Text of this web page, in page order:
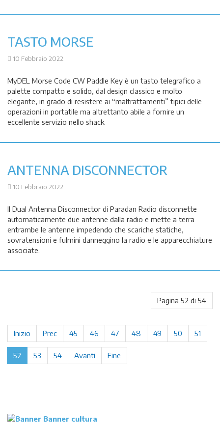
TASTO MORSE
10 Febbraio 2022
MyDEL Morse Code CW Paddle Key è un tasto telegrafico a
palette compatto e solido, dal design classico e molto
elegante, in grado di resistere ai “maltrattamenti” tipici delle
operazioni in portatile ma altrettanto abile a fornire un
eccellente servizio nello shack.
ANTENNA DISCONNECTOR
10 Febbraio 2022
Il Dual Antenna Disconnector di Paradan Radio disconnette
automaticamente due antenne dalla radio e mette a terra
entrambe le antenne impedendo che scariche statiche,
sovratensioni e fulmini danneggino la radio e le apparecchiature
associate.
Pagina 52 di 54
Inizio Prec 45 46 47 48 49 50 51
52 53 54 Avanti Fine